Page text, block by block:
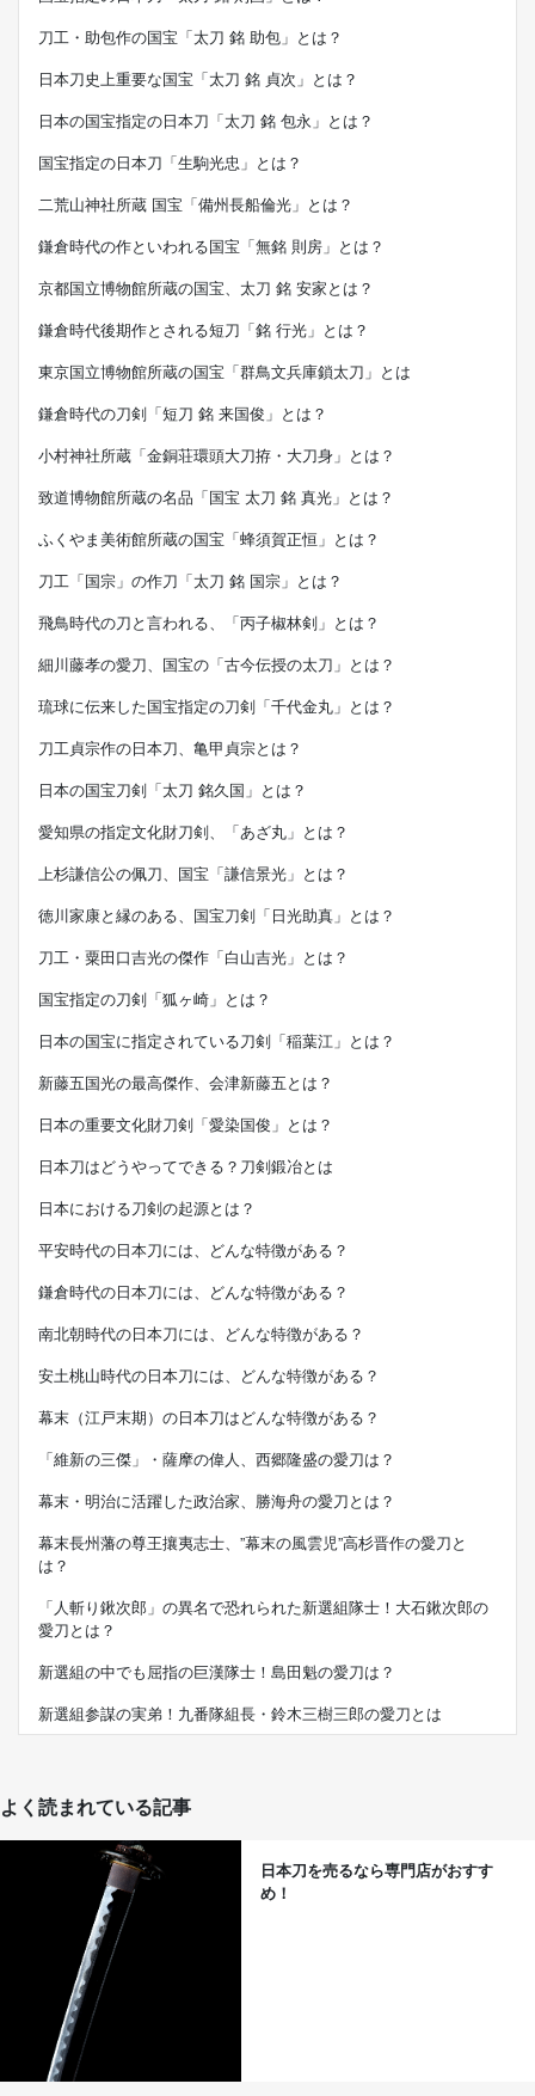
刀工・助包作の国宝「太刀 銘 助包」とは？
日本刀史上重要な国宝「太刀 銘 貞次」とは？
日本の国宝指定の日本刀「太刀 銘 包永」とは？
国宝指定の日本刀「生駒光忠」とは？
二荒山神社所蔵 国宝「備州長船倫光」とは？
鎌倉時代の作といわれる国宝「無銘 則房」とは？
京都国立博物館所蔵の国宝、太刀 銘 安家とは？
鎌倉時代後期作とされる短刀「銘 行光」とは？
東京国立博物館所蔵の国宝「群鳥文兵庫鎖太刀」とは
鎌倉時代の刀剣「短刀 銘 来国俊」とは？
小村神社所蔵「金銅荘環頭大刀拵・大刀身」とは？
致道博物館所蔵の名品「国宝 太刀 銘 真光」とは？
ふくやま美術館所蔵の国宝「蜂須賀正恒」とは？
刀工「国宗」の作刀「太刀 銘 国宗」とは？
飛鳥時代の刀と言われる、「丙子椒林剣」とは？
細川藤孝の愛刀、国宝の「古今伝授の太刀」とは？
琉球に伝来した国宝指定の刀剣「千代金丸」とは？
刀工貞宗作の日本刀、亀甲貞宗とは？
日本の国宝刀剣「太刀 銘久国」とは？
愛知県の指定文化財刀剣、「あざ丸」とは？
上杉謙信公の佩刀、国宝「謙信景光」とは？
徳川家康と縁のある、国宝刀剣「日光助真」とは？
刀工・粟田口吉光の傑作「白山吉光」とは？
国宝指定の刀剣「狐ヶ崎」とは？
日本の国宝に指定されている刀剣「稲葉江」とは？
新藤五国光の最高傑作、会津新藤五とは？
日本の重要文化財刀剣「愛染国俊」とは？
日本刀はどうやってできる？刀剣鍛冶とは
日本における刀剣の起源とは？
平安時代の日本刀には、どんな特徴がある？
鎌倉時代の日本刀には、どんな特徴がある？
南北朝時代の日本刀には、どんな特徴がある？
安土桃山時代の日本刀には、どんな特徴がある？
幕末（江戸末期）の日本刀はどんな特徴がある？
「維新の三傑」・薩摩の偉人、西郷隆盛の愛刀は？
幕末・明治に活躍した政治家、勝海舟の愛刀とは？
幕末長州藩の尊王攘夷志士、”幕末の風雲児”高杉晋作の愛刀と
は？
「人斬り鍬次郎」の異名で恐れられた新選組隊士！大石鍬次郎の
愛刀とは？
新選組の中でも屈指の巨漢隊士！島田魁の愛刀は？
新選組参謀の実弟！九番隊組長・鈴木三樹三郎の愛刀とは
よく読まれている記事
日本刀を売るなら専門店がおすす
め！